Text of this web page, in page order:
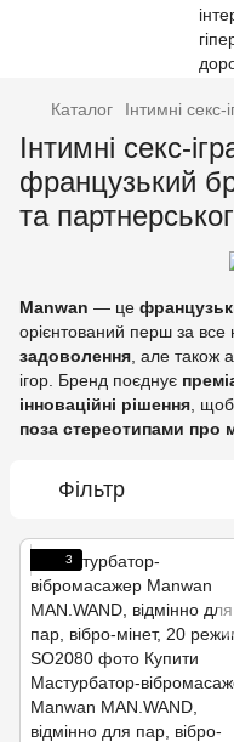
Каталог Інтимні
Інтимні
французький
та
Manwan — це
орієнтований перш за все
задоволення, але також
ігор. Бренд поєднує
інноваційні рішення, щоб
поза стереотипами про
Фільтр
3